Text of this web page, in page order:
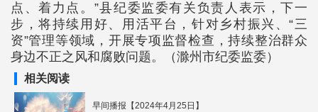
点、着力点。”县纪委监委有关负责人表示，下一
步，将持续用好、用活平台，针对乡村振兴、“三
资”管理等领域，开展专项监督检查，持续整治群众
身边不正之风和腐败问题。（滁州市纪委监委）
相关阅读
早间播报【2024年4月25日】